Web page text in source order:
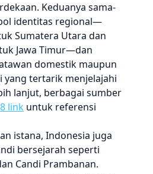
Keduanya sama-
identitas regional—
Sumatera Utara dan
Jawa Timur—dan
domestik maupun
yang tertarik menjelajahi
lanjut, berbagai sumber
link untuk referensi
istana, Indonesia juga
bersejarah seperti
Candi Prambanan.